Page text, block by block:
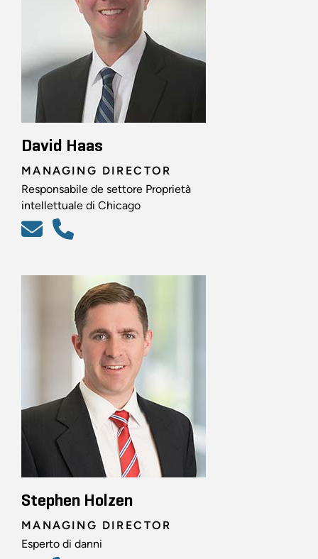
David Haas
MANAGING DIRECTOR
Responsabile de settore Proprietà
intellettuale di Chicago
Stephen Holzen
MANAGING DIRECTOR
Esperto di danni